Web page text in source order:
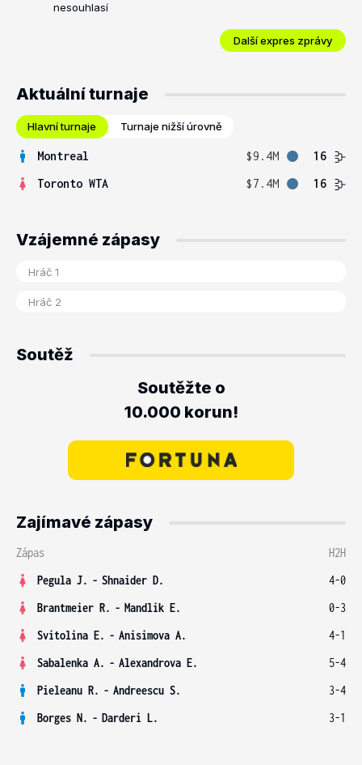
nesouhlasí
Další expres zprávy
Aktuální turnaje
Hlavní turnaje Turnaje nižší úrovně
Montreal $9.4M
16
Toronto WTA
$7.4M 16
Vzájemné zápasy
Soutěž
Soutěžte o
10.000 korun!
Zajímavé zápasy
Zápas
H2H
Pegula J. - Shnaider D.
4-0
Brantmeier R. - Mandlik E.
0-3
Svitolina E. - Anisimova A.
4-1
Sabalenka A. - Alexandrova E.
5-4
Pieleanu R. - Andreescu S.
3-4
Borges N. - Darderi L. 3-1